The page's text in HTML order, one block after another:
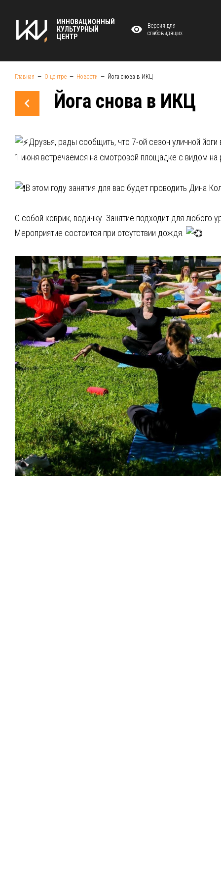
ИННОВАЦИОННЫЙ
КУЛЬТУРНЫЙ
ЦЕНТР
Версия для
слабовидящих
Главная О центре Новости Йога снова в ИКЦ
Йога снова в ИКЦ
Друзья, рады сообщить, что 7-ой сезон уличной
1 июня встречаемся на смотровой площадке с видом на
В этом году занятия для вас будет проводить Дина
С собой коврик, водичку. Занятие подходит для любого
Мероприятие состоится при отсутствии дождя.